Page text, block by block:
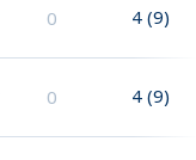
0 4 (9)
0 4 (9)